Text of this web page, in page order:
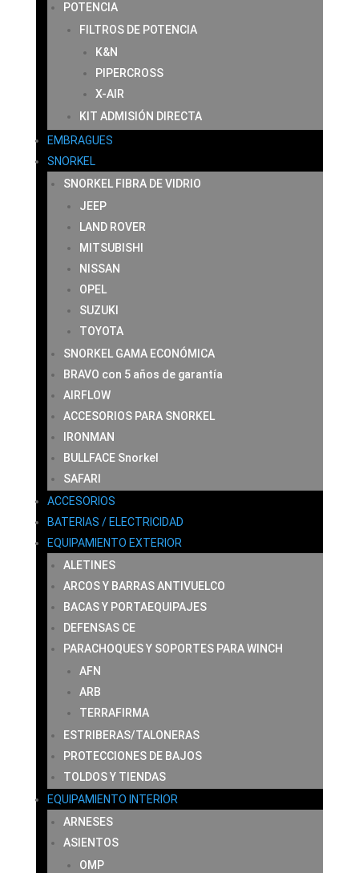
POTENCIA
FILTROS DE POTENCIA
K&N
PIPERCROSS
X-AIR
KIT ADMISIÓN DIRECTA
EMBRAGUES
SNORKEL
SNORKEL FIBRA DE VIDRIO
JEEP
LAND ROVER
MITSUBISHI
NISSAN
OPEL
SUZUKI
TOYOTA
SNORKEL GAMA ECONÓMICA
BRAVO con 5 años de garantía
AIRFLOW
ACCESORIOS PARA SNORKEL
IRONMAN
BULLFACE Snorkel
SAFARI
ACCESORIOS
BATERIAS / ELECTRICIDAD
EQUIPAMIENTO EXTERIOR
ALETINES
ARCOS Y BARRAS ANTIVUELCO
BACAS Y PORTAEQUIPAJES
DEFENSAS CE
PARACHOQUES Y SOPORTES PARA WINCH
AFN
ARB
TERRAFIRMA
ESTRIBERAS/TALONERAS
PROTECCIONES DE BAJOS
TOLDOS Y TIENDAS
EQUIPAMIENTO INTERIOR
ARNESES
ASIENTOS
OMP